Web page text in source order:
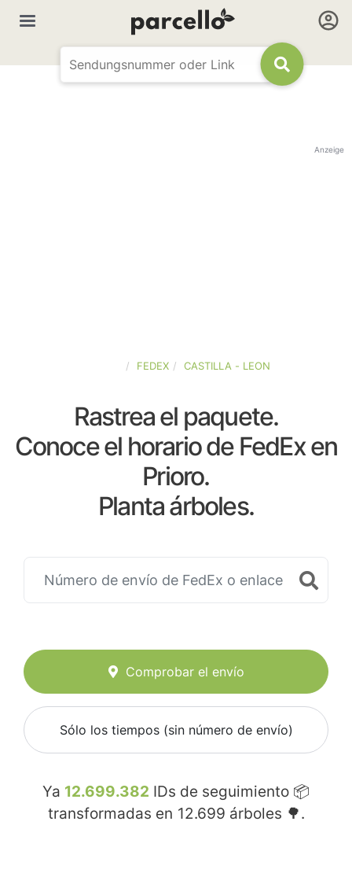
Anzeige
FEDEX CASTILLA - LEON
Rastrea el paquete.
Conoce el horario de FedEx en
Prioro.
Planta árboles.
Comprobar el envío
Sólo los tiempos (sin número de envío)
Ya 12.699.382 IDs de seguimiento 📦
transformadas en 12.699 árboles 🌳.